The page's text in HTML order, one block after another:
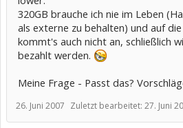
320GB brauche ich nie im Leben
als externe zu behalten) und auf
kommt's auch nicht an, schließlich
bezahlt werden.
Meine Frage - Passt das?
26. Juni 2007 Zuletzt bearbeitet: 27. Juni